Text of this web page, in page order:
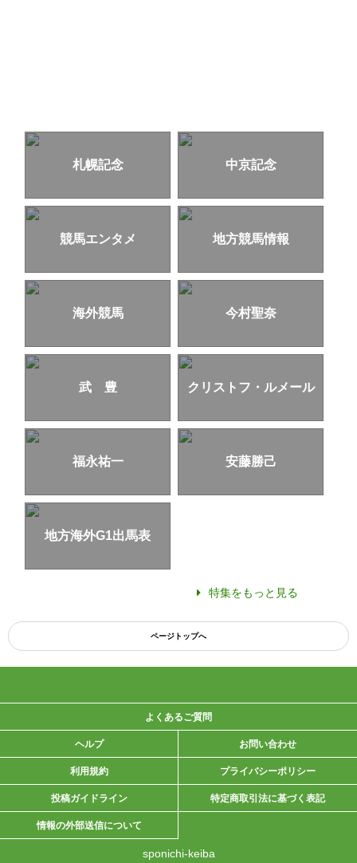
札幌記念 中京記念
競馬エンタメ 地方競馬情報
海外競馬 今村聖奈
武 豊 クリストフ・ルメール
福永祐一 安藤勝己
地方海外G1出馬表
特集をもっと見る
ページトップへ
よくあるご質問
ヘルプ お問い合わせ
利用規約 プライバシーポリシー
投稿ガイドライン 特定商取引法に基づく表記
情報の外部送信について
sponichi-keiba